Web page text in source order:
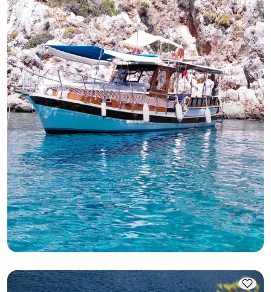
Kaş, Antalya 5.0(1 reseña)
Barco Económico en Kaş: Sol y Mar
Con capitan
Barco
Navegacion 28 Pers. · 13.00m
Mas bajo
35.000 TL
Ver disponibilidad y precio